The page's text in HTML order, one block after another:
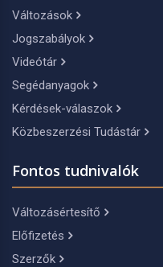
Változások
Jogszabályok
Videótár
Segédanyagok
Kérdések-válaszok
Közbeszerzési Tudástár
Fontos tudnivalók
Változásértesítő
Előfizetés
Szerzők